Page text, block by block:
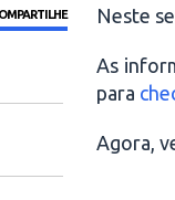
Neste
As
para
Agora,